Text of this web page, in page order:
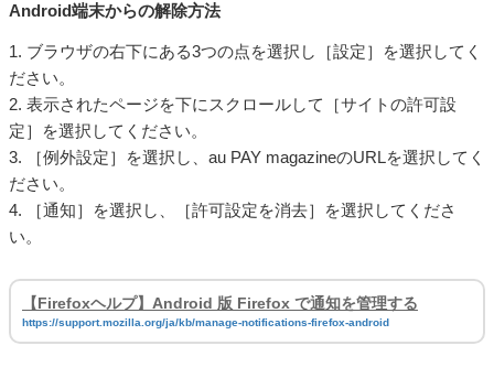
Android端末からの解除方法
1. ブラウザの右下にある3つの点を選択し［設定］を選択してく
ださい。
2. 表示されたページを下にスクロールして［サイトの許可設
定］を選択してください。
3. ［例外設定］を選択し、au PAY magazineのURLを選択してく
ださい。
4. ［通知］を選択し、［許可設定を消去］を選択してくださ
い。
【Firefoxヘルプ】Android 版 Firefox で通知を管理する
https://support.mozilla.org/ja/kb/manage-notifications-firefox-android